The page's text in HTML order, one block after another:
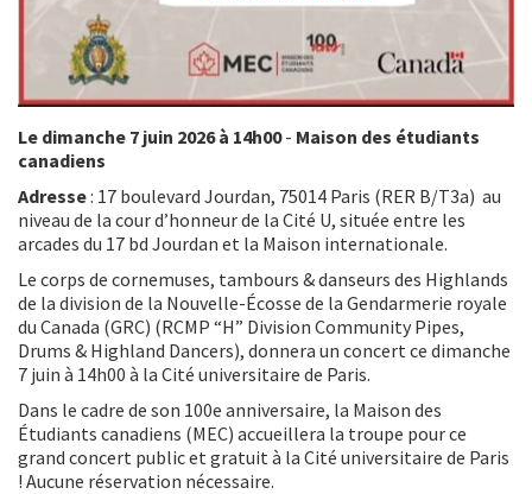
Le dimanche 7 juin 2026 à 14h00- Maison des étudiants
canadiens
Adresse: 17 boulevard Jourdan, 75014 Paris (RER B/T3a) au
niveau de la cour d’honneur de la Cité U, située entre les
arcades du 17 bd Jourdan et la Maison internationale.
Le corps de cornemuses, tambours & danseurs des Highlands
de la division de la Nouvelle-Écosse de la Gendarmerie royale
du Canada (GRC) (RCMP “H” Division Community Pipes,
Drums & Highland Dancers), donnera un concert ce dimanche
7 juin à 14h00 à la Cité universitaire de Paris.
Dans le cadre de son 100e anniversaire, la Maison des
Étudiants canadiens (MEC) accueillera la troupe pour ce
grand concert public et gratuit à la Cité universitaire de Paris
! Aucune réservation nécessaire.